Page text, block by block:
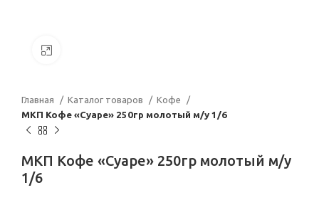
Главная Каталог товаров
Кофе
МКП Кофе «Суаре» 250гр молотый м/у 1/6
МКП Кофе «Суаре» 250гр молотый м/у
1/6